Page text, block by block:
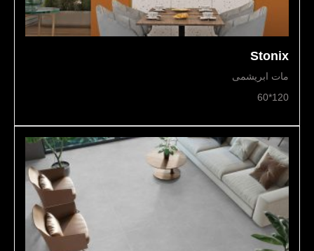
Stonix
مات ابریشمی
120*60